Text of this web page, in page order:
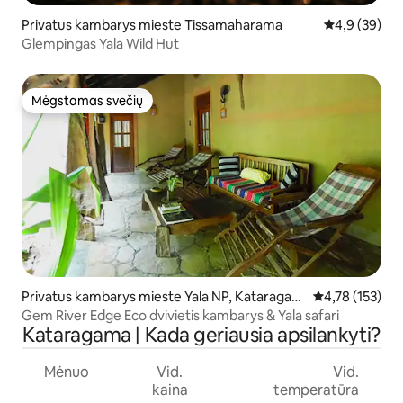
Privatus kambarys mieste Tissamaharama Vidutinis
4,9 (39)
Glempingas Yala Wild Hut
Mėgstamas svečių
Mėgstamas svečių
Privatus kambarys mieste Yala NP, Kataragam
a
Vidutinis
4,78 (153)
Gem River Edge Eco dvivietis kambarys & Yala safari
Kataragama | Kada geriausia apsilankyti?
Mėnuo
Vid.
kaina
Vid.
temperatūra